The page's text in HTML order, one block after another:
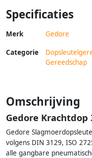
Specificaties
Merk Gedore
Categorie
Gereedschap
Omschrijving
Gedore Krachtdop
Gedore
volgens DIN 3129, ISO
alle gangbare